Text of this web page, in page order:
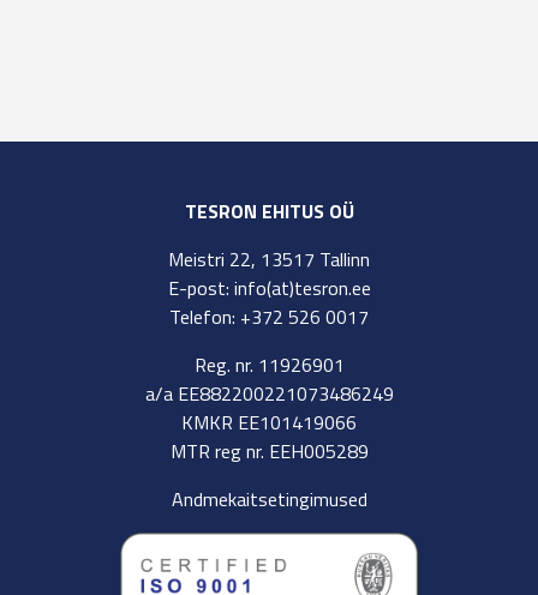
TESRON EHITUS OÜ
Meistri 22, 13517 Tallinn
E-post: info(at)tesron.ee
Telefon: +372 526 0017
Reg. nr. 11926901
a/a EE882200221073486249
KMKR EE101419066
MTR reg nr. EEH005289
Andmekaitsetingimused